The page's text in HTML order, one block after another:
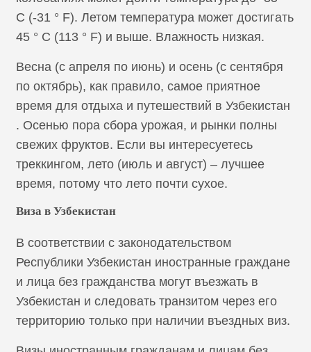
C (-31 ° F). Летом температура может достигать
45 ° C (113 ° F) и выше. Влажность низкая.
Весна (с апреля по июнь) и осень (с сентября
по октябрь), как правило, самое приятное
время для отдыха и путешествий в Узбекистан
. Осенью пора сбора урожая, и рынки полны
свежих фруктов. Если вы интересуетесь
треккингом, лето (июль и август) – лучшее
время, потому что лето почти сухое.
Виза в Узбекистан
В соответствии с законодательством
Республики Узбекистан иностранные граждане
и лица без гражданства могут въезжать в
Узбекистан и следовать транзитом через его
территорию только при наличии въездных виз.